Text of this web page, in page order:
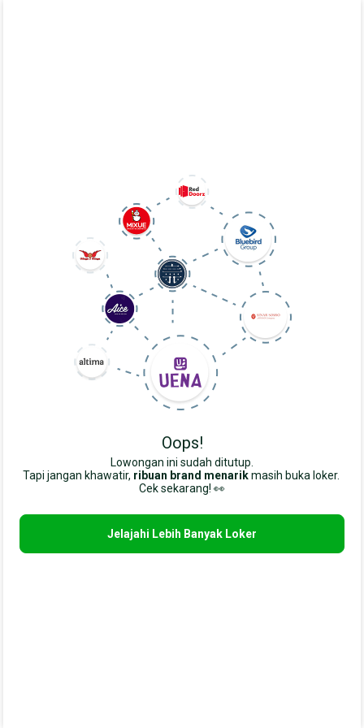
Oops!
Lowongan ini sudah ditutup.
Tapi jangan khawatir, ribuan brand menarik masih buka loker.
Cek sekarang! 👀
Jelajahi Lebih Banyak Loker